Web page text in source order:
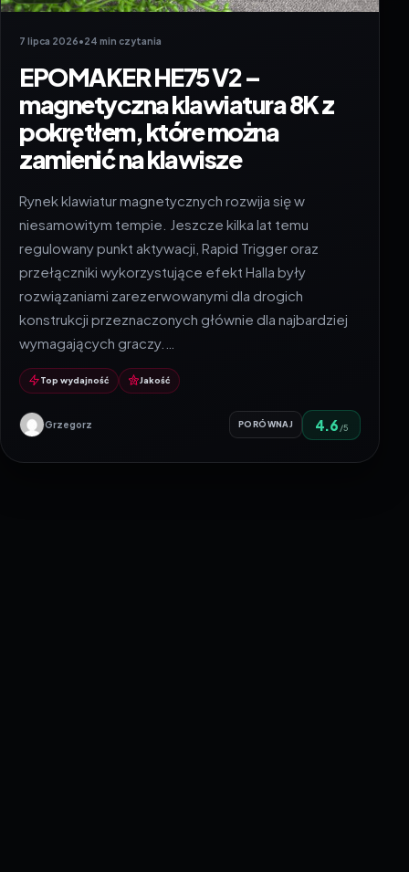
7 lipca 2026•24 min czytania
EPOMAKER HE75 V2 –
magnetyczna klawiatura 8K z
pokrętłem, które można
zamienić na klawisze
Rynek klawiatur magnetycznych rozwija się w
niesamowitym tempie. Jeszcze kilka lat temu
regulowany punkt aktywacji, Rapid Trigger oraz
przełączniki wykorzystujące efekt Halla były
rozwiązaniami zarezerwowanymi dla drogich
konstrukcji przeznaczonych głównie dla najbardziej
wymagających graczy.…
Top wydajność Jakość
Grzegorz PORÓWNAJ 4.6 /5